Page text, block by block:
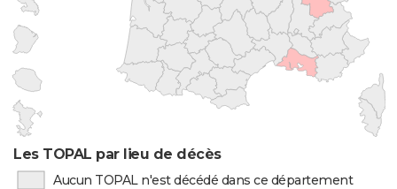
Les TOPAL par lieu de décès
Aucun TOPAL n'est décédé dans ce département